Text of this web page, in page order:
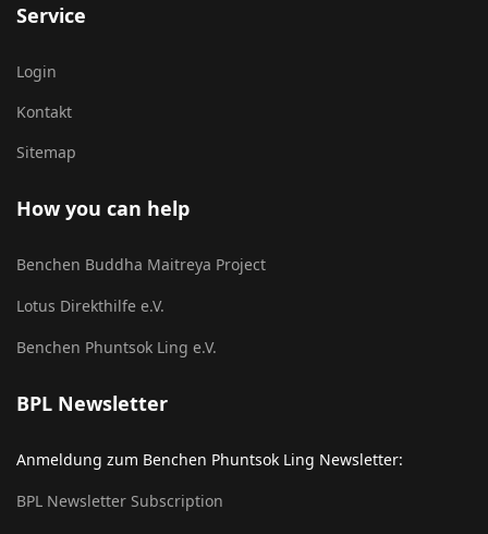
Service
Login
Kontakt
Sitemap
How you can help
Benchen Buddha Maitreya Project
Lotus Direkthilfe e.V.
Benchen Phuntsok Ling e.V.
BPL Newsletter
Anmeldung zum Benchen Phuntsok Ling Newsletter:
BPL Newsletter Subscription